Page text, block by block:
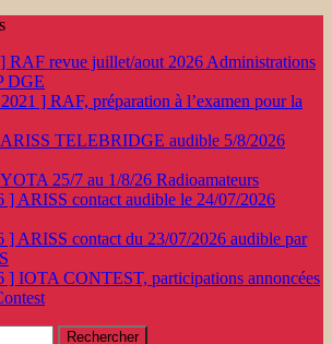
RAF revue juillet/aout 2026 Administrations
DGE
] RAF, préparation à l’examen pour la
ARISS TELEBRIDGE audible 5/8/2026
YOTA 25/7 au 1/8/26 Radioamateurs
] ARISS contact audible le 24/07/2026
] ARISS contact du 23/07/2026 audible par
] IOTA CONTEST, participations annoncées